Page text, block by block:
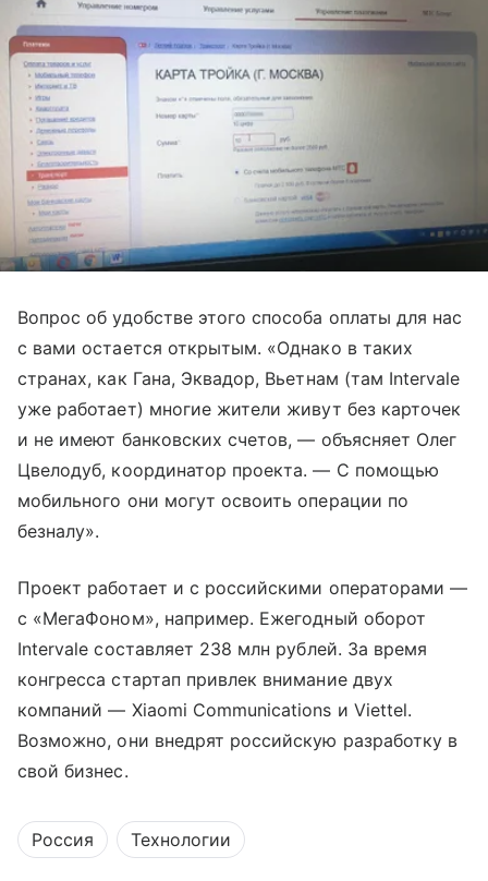
Вопрос об удобстве этого способа оплаты для нас
с вами остается открытым. «Однако в таких
странах, как Гана, Эквадор, Вьетнам (там Intervale
уже работает) многие жители живут без карточек
и не имеют банковских счетов, — объясняет Олег
Цвелодуб, координатор проекта. — С помощью
мобильного они могут освоить операции по
безналу».
Проект работает и с российскими операторами —
с «МегаФоном», например. Ежегодный оборот
Intervale составляет 238 млн рублей. За время
конгресса стартап привлек внимание двух
компаний — Xiaomi Communications и Viettel.
Возможно, они внедрят российскую разработку в
свой бизнес.
Россия Технологии